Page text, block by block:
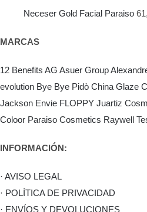
Neceser Gold Facial Paraiso
MARCAS
12 Benefits AG Asuer Group
evolution Bye Bye Pidò China Glaze
Jackson Envie FLOPPY Juartiz
Coloor Paraiso Cosmetics Raywell
INFORMACIÓN:
· AVISO LEGAL
· POLÍTICA DE PRIVACIDAD
· ENVÍOS Y DEVOLUCIONES